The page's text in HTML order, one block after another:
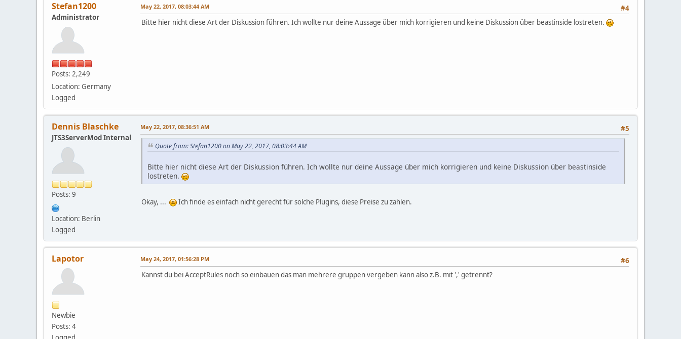
Stefan1200
Administrator
Posts: 2,249
Location: Germany
Logged
#4
May 22, 2017, 08:03:44 AM
Bitte hier nicht diese Art der Diskussion führen. Ich wollte nur deine Aussage über mich korrigieren und keine Diskussion über beastinside lostreten.
Dennis Blaschke
JTS3ServerMod Internal
Posts: 9
Location: Berlin
Logged
#5
May 22, 2017, 08:36:51 AM
Quote from: Stefan1200 on May 22, 2017, 08:03:44 AM
Bitte hier nicht diese Art der Diskussion führen. Ich wollte nur deine Aussage über mich korrigieren und keine Diskussion über beastinside
lostreten.
Okay, ... Ich finde es einfach nicht gerecht für solche Plugins, diese Preise zu zahlen.
Lapotor
Newbie
Posts: 4
#6
May 24, 2017, 01:56:28 PM
Kannst du bei AcceptRules noch so einbauen das man mehrere gruppen vergeben kann also z.B. mit ',' getrennt?